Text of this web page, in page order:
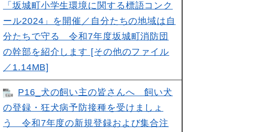
「坂城町小学生環境に関する標語コンク
ール2024」を開催／自分たちの地域は自
分たちで守る 令和7年度坂城町消防団
の幹部を紹介します [その他のファイル
／1.14MB]
P16_犬の飼い主の皆さんへ 飼い犬
の登録・狂犬病予防接種を受けましょ
う 令和7年度の新規登録および集合注